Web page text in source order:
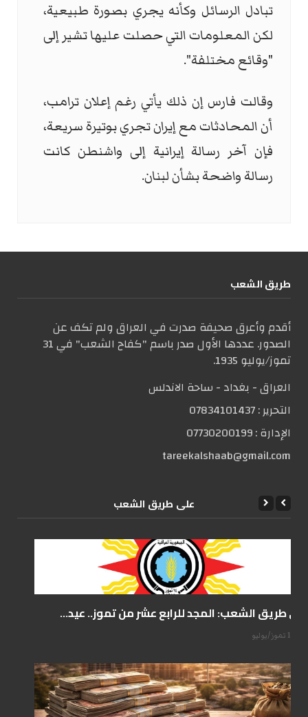
تبادل الرسائل وكأنه يجري بصورة طبيعية،
لكن المعلومات التي حصلت عليها تشير إلى
"وقائع مختلفة".
وقالت فارس إن ذلك يأتي رغم إعلان ترامب،
أن المحادثات مع إيران تجري بوتيرة سريعة،
فإن آخر رسالة إيرانية إلى واشنطن كانت
رسالة واضحة بشأن لبنان.
طریق الشعب
أقدم وأعرق صحيفة صدرت في العراق ولم تكف عن
الصدور. عددها الأول صدر باسم "كفاح الشعب" في 31
تموز/يوليو 1935.
العراق - بغداد - ساحة الاندلس
التحریر :07834101437
الإدارة :07730200199
tareekalshaab@gmail.com
علی طریق الشعب
على طريق الشعب: المجد للرابع عشر من تموز.. عيد...
14 تموز/يوليو